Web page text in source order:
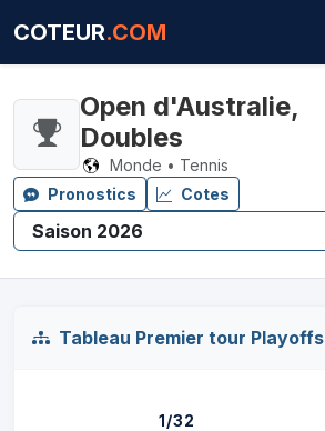
COTEUR.COM
Open d'Australie,
Doubles
Monde • Tennis
Pronostics Cotes
Tableau Premier tour Playoffs
1/32